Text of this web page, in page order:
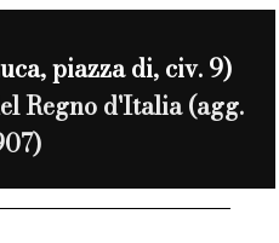
piazza di, civ. 9)
Regno d'Italia (agg.